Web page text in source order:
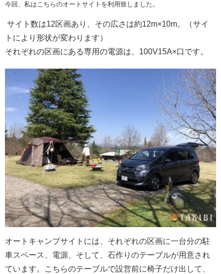
今回、私はこちらのオートサイトを利用致しました。
サイト数は12区画あり、その広さは約12m×10m。（サイ
トにより形状が変わります）
それぞれの区画にある専用の電源は、100V15A×口です。
オートキャンプサイトには、それぞれの区画に一台分の駐
車スペース、電源、そして、石作りのテーブルが用意され
ています。こちらのテーブルで設営前に椅子だけ出して、